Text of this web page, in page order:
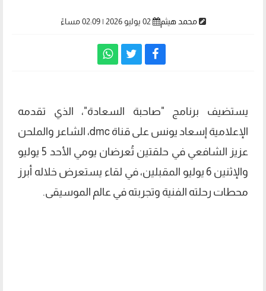
محمد هيثم
يستضيف برنامج "صاحبة السعادة"، الذي تقدمه
الإعلامية إسعاد يونس على قناة dmc، الشاعر والملحن
عزيز الشافعي في حلقتين تُعرضان يومي الأحد 5 يوليو
والإثنين 6 يوليو المقبلين، في لقاء يستعرض خلاله أبرز
محطات رحلته الفنية وتجربته في عالم الموسيقى.